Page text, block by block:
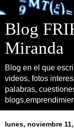
Blog
Miranda
Blog en el que
videos, fotos
palabras,
lunes, noviembre